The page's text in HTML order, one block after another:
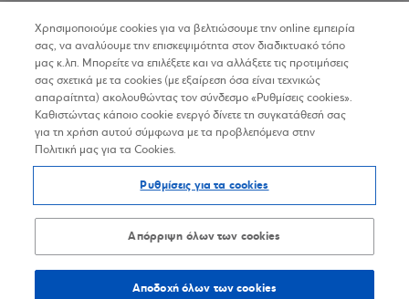
Copyright © 2026
Όροι Χρήσης
Προσωπικά Δεδομένα στον Διαδικτυακό Τόπο
Δήλωση Προσβασιμότητας
Sitemap
Χρησιμοποιούμε cookies για να βελτιώσουμε την online εμπειρία
σας, να αναλύουμε την επισκεψιμότητα στον διαδικτυακό τόπο
μας κ.λπ. Μπορείτε να επιλέξετε και να αλλάξετε τις προτιμήσεις
σας σχετικά με τα cookies (με εξαίρεση όσα είναι τεχνικώς
απαραίτητα) ακολουθώντας τον σύνδεσμο «Ρυθμίσεις cookies».
Καθιστώντας κάποιο cookie ενεργό δίνετε τη συγκατάθεσή σας
για τη χρήση αυτού σύμφωνα με τα προβλεπόμενα στην
Πολιτική μας για τα Cookies.
Ρυθμίσεις για τα cookies
Απόρριψη όλων των cookies
Αποδοχή όλων των cookies